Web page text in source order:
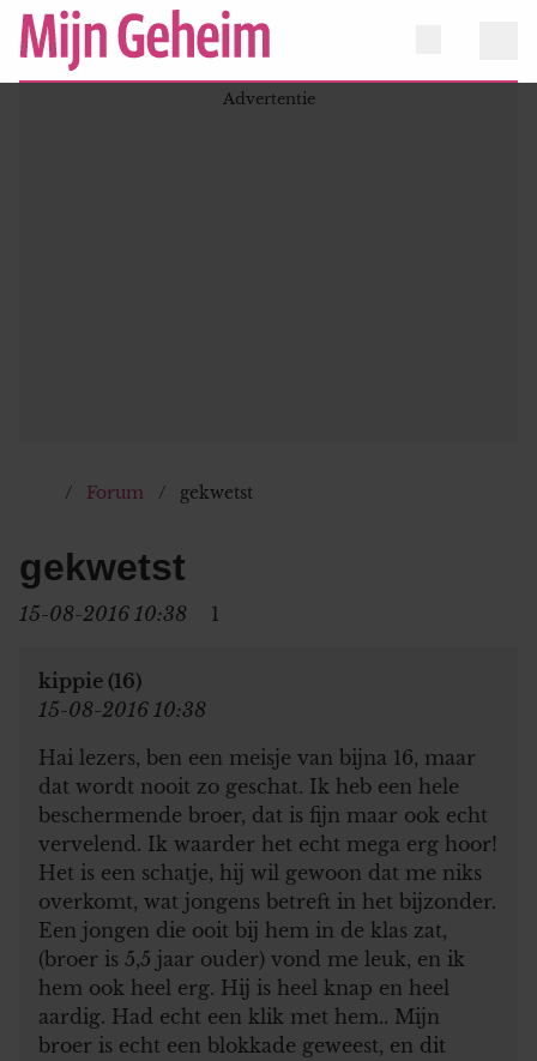
Forum gekwetst
gekwetst
15-08-2016 10:38 1
kippie (16)
15-08-2016 10:38
Hai lezers, ben een meisje van bijna 16, maar
dat wordt nooit zo geschat. Ik heb een hele
beschermende broer, dat is fijn maar ook echt
vervelend. Ik waarder het echt mega erg hoor!
Het is een schatje, hij wil gewoon dat me niks
overkomt, wat jongens betreft in het bijzonder.
Een jongen die ooit bij hem in de klas zat,
(broer is 5,5 jaar ouder) vond me leuk, en ik
hem ook heel erg. Hij is heel knap en heel
aardig. Had echt een klik met hem.. Mijn
broer is echt een blokkade geweest, en dit